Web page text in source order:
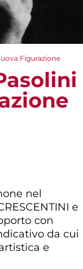
Figurazione
nel
e
con
da cui
e